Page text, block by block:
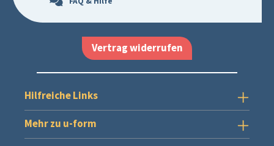
Vertrag widerrufen
Hilfreiche Links
Mehr zu u-form